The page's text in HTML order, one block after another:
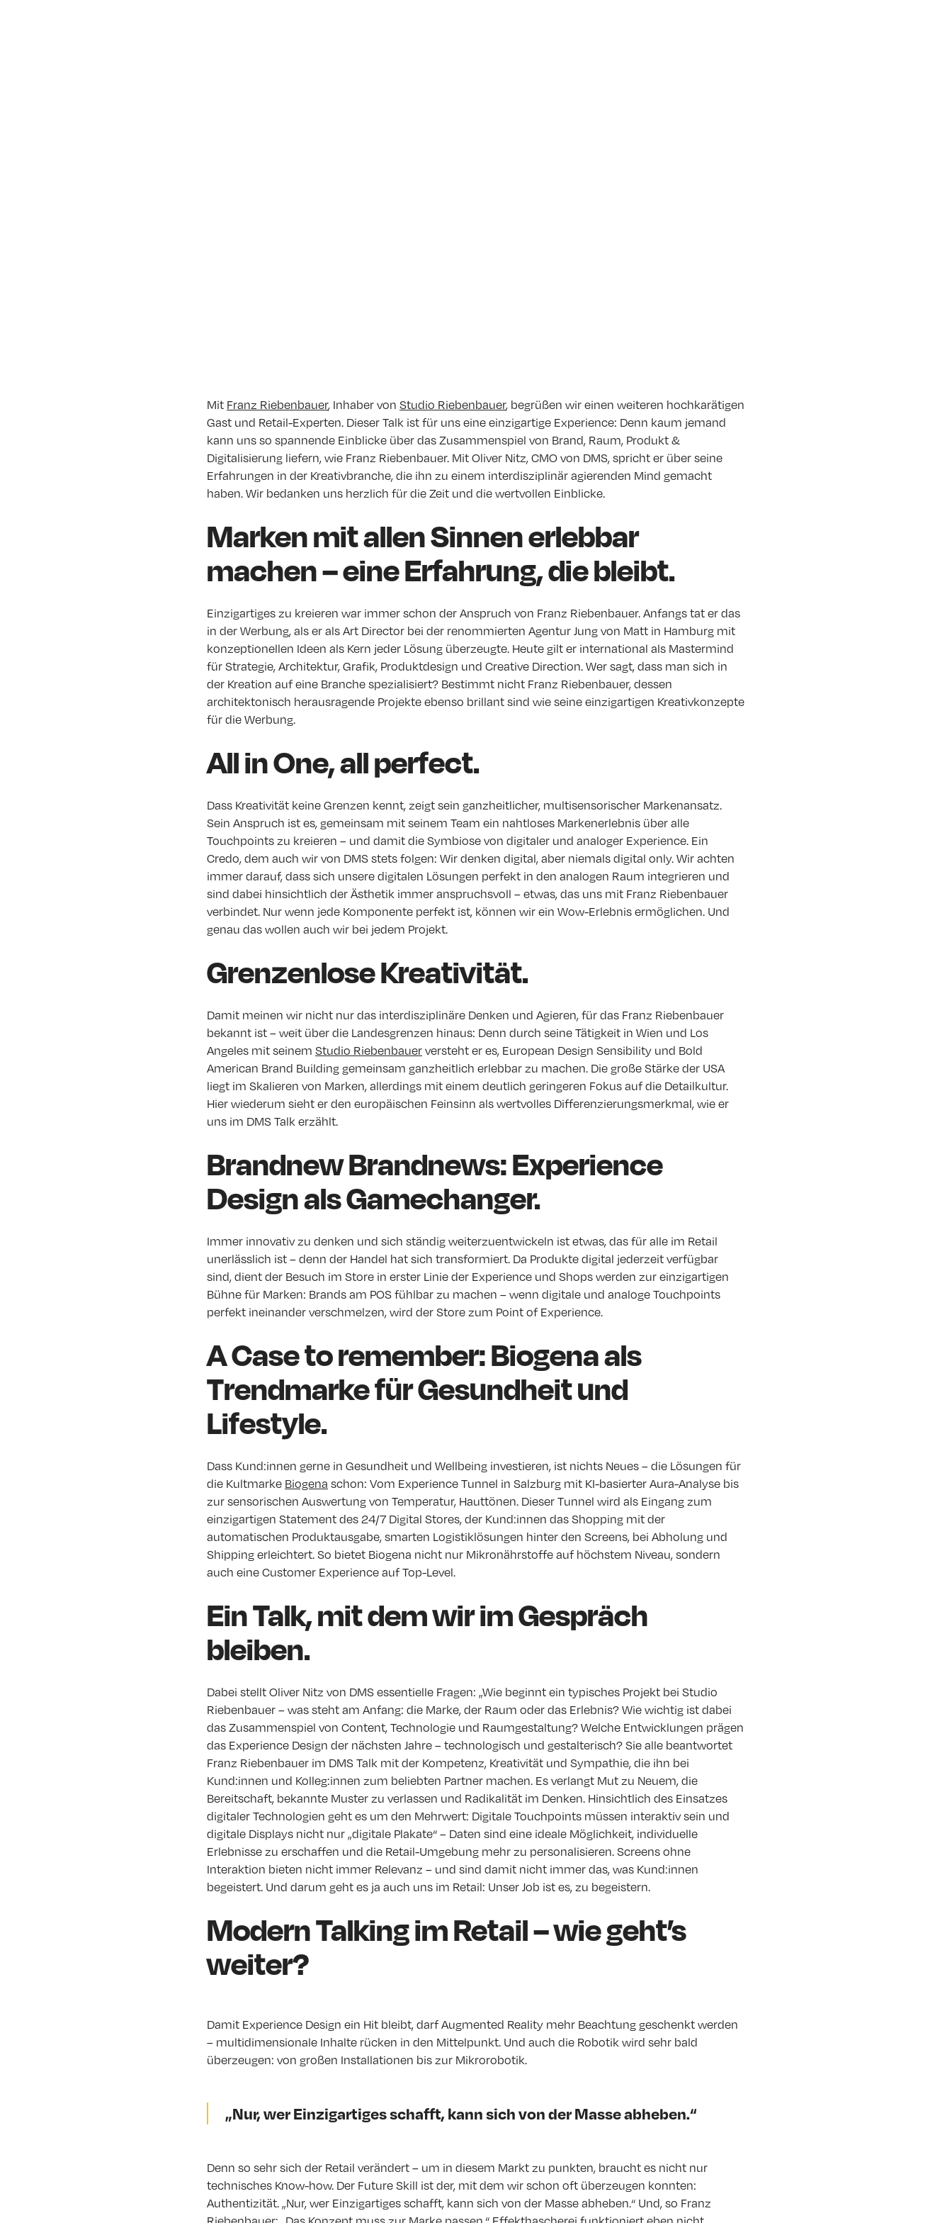
Mit Franz Riebenbauer, Inhaber von Studio Riebenbauer, begrüßen wir einen weiteren hochkarätigen
Gast und Retail-Experten. Dieser Talk ist für uns eine einzigartige Experience: Denn kaum jemand
kann uns so spannende Einblicke über das Zusammenspiel von Brand, Raum, Produkt &
Digitalisierung liefern, wie Franz Riebenbauer. Mit Oliver Nitz, CMO von DMS, spricht er über seine
Erfahrungen in der Kreativbranche, die ihn zu einem interdisziplinär agierenden Mind gemacht
haben. Wir bedanken uns herzlich für die Zeit und die wertvollen Einblicke.
Marken mit allen Sinnen erlebbar
machen – eine Erfahrung, die bleibt.
Einzigartiges zu kreieren war immer schon der Anspruch von Franz Riebenbauer. Anfangs tat er das
in der Werbung, als er als Art Director bei der renommierten Agentur Jung von Matt in Hamburg mit
konzeptionellen Ideen als Kern jeder Lösung überzeugte. Heute gilt er international als Mastermind
für Strategie, Architektur, Grafik, Produktdesign und Creative Direction. Wer sagt, dass man sich in
der Kreation auf eine Branche spezialisiert? Bestimmt nicht Franz Riebenbauer, dessen
architektonisch herausragende Projekte ebenso brillant sind wie seine einzigartigen Kreativkonzepte
für die Werbung.
All in One, all perfect.
Dass Kreativität keine Grenzen kennt, zeigt sein ganzheitlicher, multisensorischer Markenansatz.
Sein Anspruch ist es, gemeinsam mit seinem Team ein nahtloses Markenerlebnis über alle
Touchpoints zu kreieren – und damit die Symbiose von digitaler und analoger Experience. Ein
Credo, dem auch wir von DMS stets folgen: Wir denken digital, aber niemals digital only. Wir achten
immer darauf, dass sich unsere digitalen Lösungen perfekt in den analogen Raum integrieren und
sind dabei hinsichtlich der Ästhetik immer anspruchsvoll – etwas, das uns mit Franz Riebenbauer
verbindet. Nur wenn jede Komponente perfekt ist, können wir ein Wow-Erlebnis ermöglichen. Und
genau das wollen auch wir bei jedem Projekt.
Grenzenlose Kreativität.
Damit meinen wir nicht nur das interdisziplinäre Denken und Agieren, für das Franz Riebenbauer
bekannt ist – weit über die Landesgrenzen hinaus: Denn durch seine Tätigkeit in Wien und Los
Angeles mit seinem Studio Riebenbauerversteht er es, European Design Sensibility und Bold
American Brand Building gemeinsam ganzheitlich erlebbar zu machen. Die große Stärke der USA
liegt im Skalieren von Marken, allerdings mit einem deutlich geringeren Fokus auf die Detailkultur.
Hier wiederum sieht er den europäischen Feinsinn als wertvolles Differenzierungsmerkmal, wie er
uns im DMS Talk erzählt.
Brandnew Brandnews: Experience
Design als Gamechanger.
Immer innovativ zu denken und sich ständig weiterzuentwickeln ist etwas, das für alle im Retail
unerlässlich ist – denn der Handel hat sich transformiert. Da Produkte digital jederzeit verfügbar
sind, dient der Besuch im Store in erster Linie der Experience und Shops werden zur einzigartigen
Bühne für Marken: Brands am POS fühlbar zu machen – wenn digitale und analoge Touchpoints
perfekt ineinander verschmelzen, wird der Store zum Point of Experience.
A Case to remember: Biogena als
Trendmarke für Gesundheit und
Lifestyle.
Dass Kund:innen gerne in Gesundheit und Wellbeing investieren, ist nichts Neues – die Lösungen für
die Kultmarke Biogena schon: Vom Experience Tunnel in Salzburg mit KI-basierter Aura-Analyse bis
zur sensorischen Auswertung von Temperatur, Hauttönen. Dieser Tunnel wird als Eingang zum
einzigartigen Statement des 24/7 Digital Stores, der Kund:innen das Shopping mit der
automatischen Produktausgabe, smarten Logistiklösungen hinter den Screens, bei Abholung und
Shipping erleichtert. So bietet Biogena nicht nur Mikronährstoffe auf höchstem Niveau, sondern
auch eine Customer Experience auf Top-Level.
Ein Talk, mit dem wir im Gespräch
bleiben.
Dabei stellt Oliver Nitz von DMS essentielle Fragen: „Wie beginnt ein typisches Projekt bei Studio
Riebenbauer – was steht am Anfang: die Marke, der Raum oder das Erlebnis? Wie wichtig ist dabei
das Zusammenspiel von Content, Technologie und Raumgestaltung? Welche Entwicklungen prägen
das Experience Design der nächsten Jahre – technologisch und gestalterisch? Sie alle beantwortet
Franz Riebenbauer im DMS Talk mit der Kompetenz, Kreativität und Sympathie, die ihn bei
Kund:innen und Kolleg:innen zum beliebten Partner machen. Es verlangt Mut zu Neuem, die
Bereitschaft, bekannte Muster zu verlassen und Radikalität im Denken. Hinsichtlich des Einsatzes
digitaler Technologien geht es um den Mehrwert: Digitale Touchpoints müssen interaktiv sein und
digitale Displays nicht nur „digitale Plakate“ – Daten sind eine ideale Möglichkeit, individuelle
Erlebnisse zu erschaffen und die Retail-Umgebung mehr zu personalisieren. Screens ohne
Interaktion bieten nicht immer Relevanz – und sind damit nicht immer das, was Kund:innen
begeistert. Und darum geht es ja auch uns im Retail: Unser Job ist es, zu begeistern.
Modern Talking im Retail – wie geht’s
weiter?
Damit Experience Design ein Hit bleibt, darf Augmented Reality mehr Beachtung geschenkt werden
– multidimensionale Inhalte rücken in den Mittelpunkt. Und auch die Robotik wird sehr bald
überzeugen: von großen Installationen bis zur Mikrorobotik.
„Nur, wer Einzigartiges schafft, kann sich von der Masse abheben.“
Denn so sehr sich der Retail verändert – um in diesem Markt zu punkten, braucht es nicht nur
technisches Know-how. Der Future Skill ist der, mit dem wir schon oft überzeugen konnten:
Authentizität. „Nur, wer Einzigartiges schafft, kann sich von der Masse abheben.“ Und, so Franz